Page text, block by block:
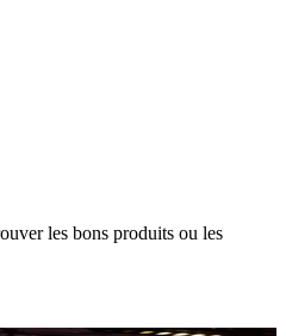
les bons produits ou les